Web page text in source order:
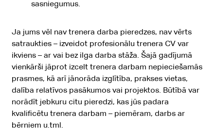
sasniegumus.
Ja jums vēl nav trenera darba pieredzes, nav vērts
satraukties – izveidot profesionālu trenera CV var
ikviens – ar vai bez ilga darba stāža. Šajā gadījumā
vienkārši jāprot izcelt trenera darbam nepieciešamās
prasmes, kā arī jānorāda izglītība, prakses vietas,
dalība relatīvos pasākumos vai projektos. Būtībā var
norādīt jebkuru citu pieredzi, kas jūs padara
kvalificētu trenera darbam – piemēram, darbs ar
bērniem u.tml.